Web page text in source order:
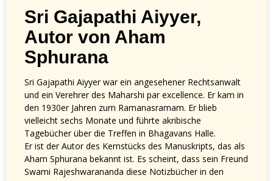
Sri Gajapathi Aiyyer,
Autor von Aham
Sphurana
Sri Gajapathi Aiyyer war ein angesehener Rechtsanwalt
und ein Verehrer des Maharshi par excellence. Er kam in
den 1930er Jahren zum Ramanasramam. Er blieb
vielleicht sechs Monate und führte akribische
Tagebücher über die Treffen in Bhagavans Halle.
Er ist der Autor des Kernstücks des Manuskripts, das als
Aham Sphurana bekannt ist. Es scheint, dass sein Freund
Swami Rajeshwarananda diese Notizbücher in den